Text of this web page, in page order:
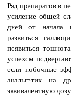
Ряд препаратов в
усиление общей
дней от начала
развиться
появиться
успехом
если побочные
анальгетик на
эквивалентную